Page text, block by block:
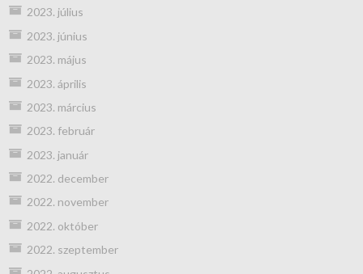
2023. július
2023. június
2023. május
2023. április
2023. március
2023. február
2023. január
2022. december
2022. november
2022. október
2022. szeptember